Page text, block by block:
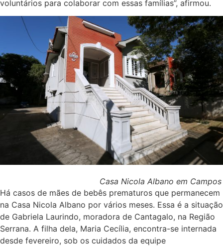
voluntários para colaborar com essas famílias”, afirmou.
Casa Nicola Albano em Campos
Há casos de mães de bebês prematuros que permanecem
na Casa Nicola Albano por vários meses. Essa é a situação
de Gabriela Laurindo, moradora de Cantagalo, na Região
Serrana. A filha dela, Maria Cecília, encontra-se internada
desde fevereiro, sob os cuidados da equipe